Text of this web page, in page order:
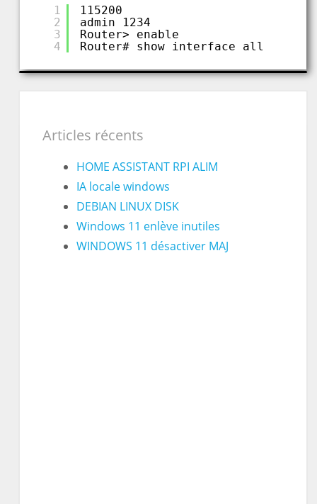
1
2
3
4
115200
admin 1234
Router> enable
Router# show interface all
Articles récents
HOME ASSISTANT RPI ALIM
IA locale windows
DEBIAN LINUX DISK
Windows 11 enlève inutiles
WINDOWS 11 désactiver MAJ